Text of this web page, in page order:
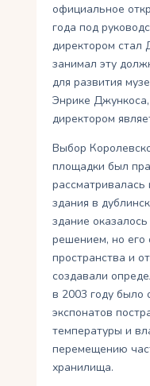
официальное
года под
директором стал
занимал эту
для развития
Энрике
директором
Выбор
площадки был
рассматривалась
здания в
здание
решением, но его
пространства и
создавали
в 2003 году было
экспонатов
температуры и
перемещению
хранилища.